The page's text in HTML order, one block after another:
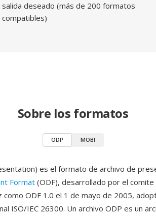
salida deseado (más de 200 formatos
compatibles)
Sobre los formatos
ODP MOBI
es el formato de archivo de
Format(ODF), desarrollado por el comite
como ODF 1.0 el 1 de mayo de 2005,
ISO/IEC 26300. Un archivo ODP es un